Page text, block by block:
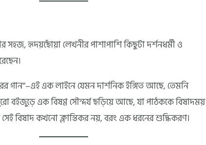
হৃদয়ছোঁয়া লেখনীর পাশাপাশি কিছুটা দর্শনধর্মী ও
গান”–এই এক লাইনে যেমন দার্শনিক ইঙ্গিত আছে, তেমনি
বইজুড়ে এক বিষণ্ণ সৌন্দর্য ছড়িয়ে আছে, যা পাঠককে বিষাদময়
বিষাদ কখনো ক্লান্তিকর নয়, বরং এক ধরনের শুদ্ধিকরণ।